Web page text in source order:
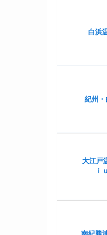
白浜
紀州・
大江戸
ｉ
南紀勝